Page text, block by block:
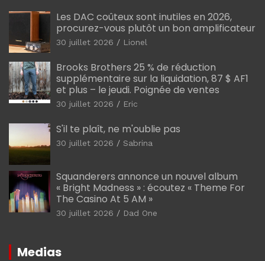
Les DAC coûteux sont inutiles en 2026,
procurez-vous plutôt un bon amplificateur
30 juillet 2026 Lionel
Brooks Brothers 25 % de réduction
supplémentaire sur la liquidation, 87 $ AF1
et plus – le jeudi. Poignée de ventes
30 juillet 2026 Eric
S'il te plaît, ne m'oublie pas
30 juillet 2026 Sabrina
Squanderers annonce un nouvel album
« Bright Madness » : écoutez « Theme For
The Casino At 5 AM »
30 juillet 2026 Dad One
Medias